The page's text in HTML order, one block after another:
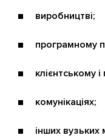
виробництві;
програмному
клієнтському
комунікаціях;
інших вузьких